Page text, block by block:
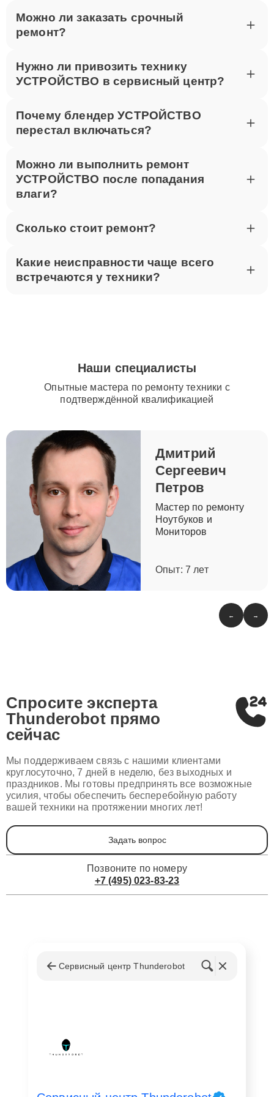
023-83-23 или посетите наш сервисный центр по
адресу улица Шаболовка, 52. Мы оперативно
Можно ли заказать срочный
ремонт?
Нужно ли привозить технику
УСТРОЙСТВО в сервисный центр?
Почему блендер УСТРОЙСТВО
перестал включаться?
Можно ли выполнить ремонт
УСТРОЙСТВО после попадания
влаги?
Сколько стоит ремонт?
Какие неисправности чаще всего
встречаются у техники?
Наши специалисты
Опытные мастера по ремонту техники с
подтверждённой квалификацией
Дмитрий
Сергеевич
Петров
Мастер по ремонту
Ноутбуков и
Мониторов
Опыт: 7 лет
← →
Спросите эксперта
Thunderobot прямо
сейчас
Мы поддерживаем связь с нашими клиентами
круглосуточно, 7 дней в неделю, без выходных и
праздников. Мы готовы предпринять все возможные
усилия, чтобы обеспечить бесперебойную работу
вашей техники на протяжении многих лет!
Задать вопрос
Позвоните по номеру
+7 (495) 023-83-23
Сервисный центр Thunderobot